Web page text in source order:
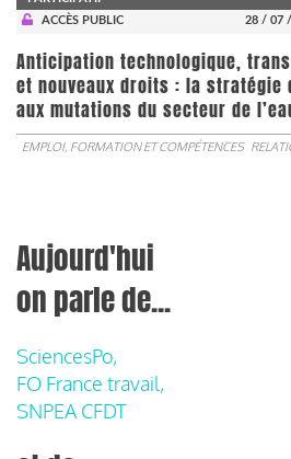
ACCÈS PUBLIC
28 / 07
Anticipation technologique,
et nouveaux droits : la stratégie
aux mutations du secteur de
EMPLOI, FORMATION ET COMPÉTENCES
Aujourd'hui
on parle de...
SciencesPo,
FO France travail,
SNPEA CFDT